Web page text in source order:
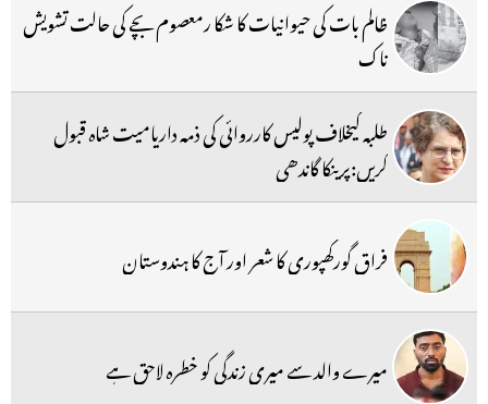
ظالم بات کی حیوانیات کا شکا رمعصوم بچے کی حالت تشویش
ناک
طلبہ کیخلاف پولیس کارروائی کی ذمہ داریامیت شاہ قبول
کریں:پرینکا گاندھی
فراق گورکھپوری کا شعر اور آج کا ہندوستان
میرے والد سے میری زندگی کو خطرہ لاحق ہے